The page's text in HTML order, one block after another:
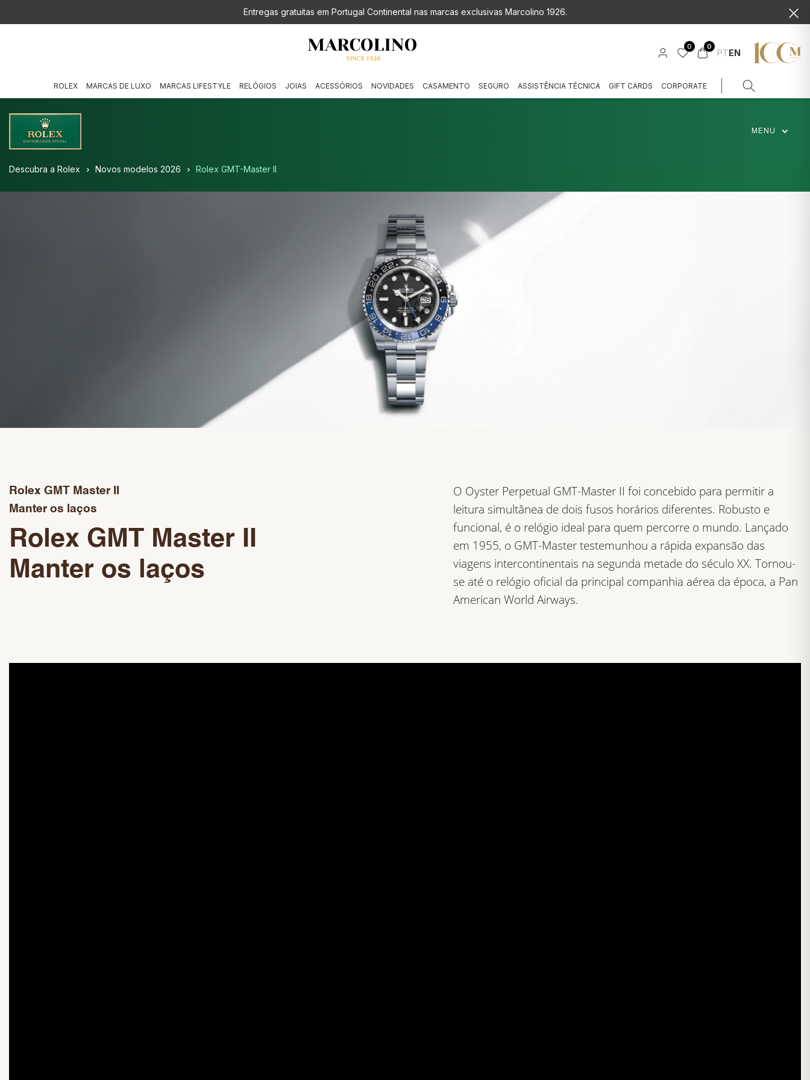
Entregas gratuitas em Portugal Continental nas marcas exclusivas Marcolino 1926.
0 0
EN
PT
ROLEX MARCAS DE LUXO MARCAS LIFESTYLE RELÓGIOS JOIAS ACESSÓRIOS NOVIDADES CASAMENTO SEGURO ASSISTÊNCIA TÉCNICA GIFT CARDS CORPORATE
MENU
Descubra a Rolex Novos modelos 2026 Rolex GMT-Master II
Rolex GMT Master II
Manter os laços
Rolex GMT Master II
Manter os laços
O Oyster Perpetual GMT-Master II foi concebido para permitir a
leitura simultânea de dois fusos horários diferentes. Robusto e
funcional, é o relógio ideal para quem percorre o mundo. Lançado
em 1955, o GMT-Master testemunhou a rápida expansão das
viagens intercontinentais na segunda metade do século XX. Tornou-
se até o relógio oficial da principal companhia aérea da época, a Pan
American World Airways.